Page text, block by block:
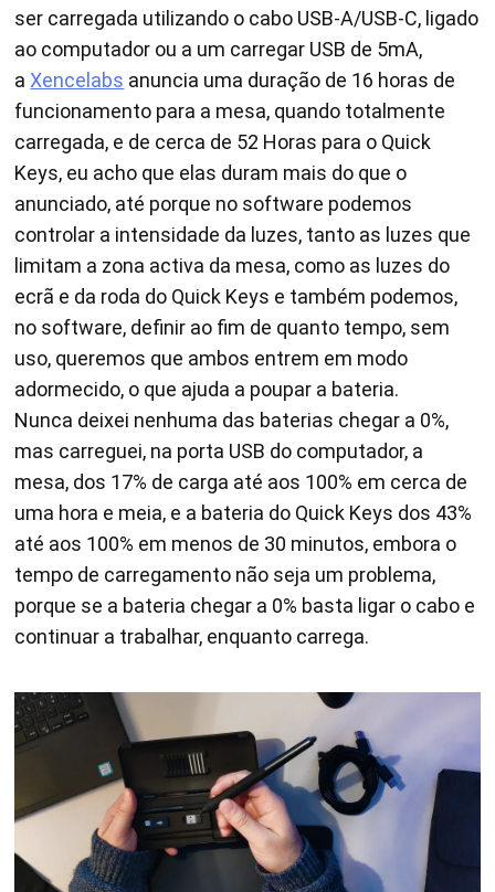
ser carregada utilizando o cabo USB-A/USB-C, ligado
ao computador ou a um carregar USB de 5mA,
a Xencelabs anuncia uma duração de 16 horas de
funcionamento para a mesa, quando totalmente
carregada, e de cerca de 52 Horas para o Quick
Keys, eu acho que elas duram mais do que o
anunciado, até porque no software podemos
controlar a intensidade da luzes, tanto as luzes que
limitam a zona activa da mesa, como as luzes do
ecrã e da roda do Quick Keys e também podemos,
no software, definir ao fim de quanto tempo, sem
uso, queremos que ambos entrem em modo
adormecido, o que ajuda a poupar a bateria.
Nunca deixei nenhuma das baterias chegar a 0%,
mas carreguei, na porta USB do computador, a
mesa, dos 17% de carga até aos 100% em cerca de
uma hora e meia, e a bateria do Quick Keys dos 43%
até aos 100% em menos de 30 minutos, embora o
tempo de carregamento não seja um problema,
porque se a bateria chegar a 0% basta ligar o cabo e
continuar a trabalhar, enquanto carrega.